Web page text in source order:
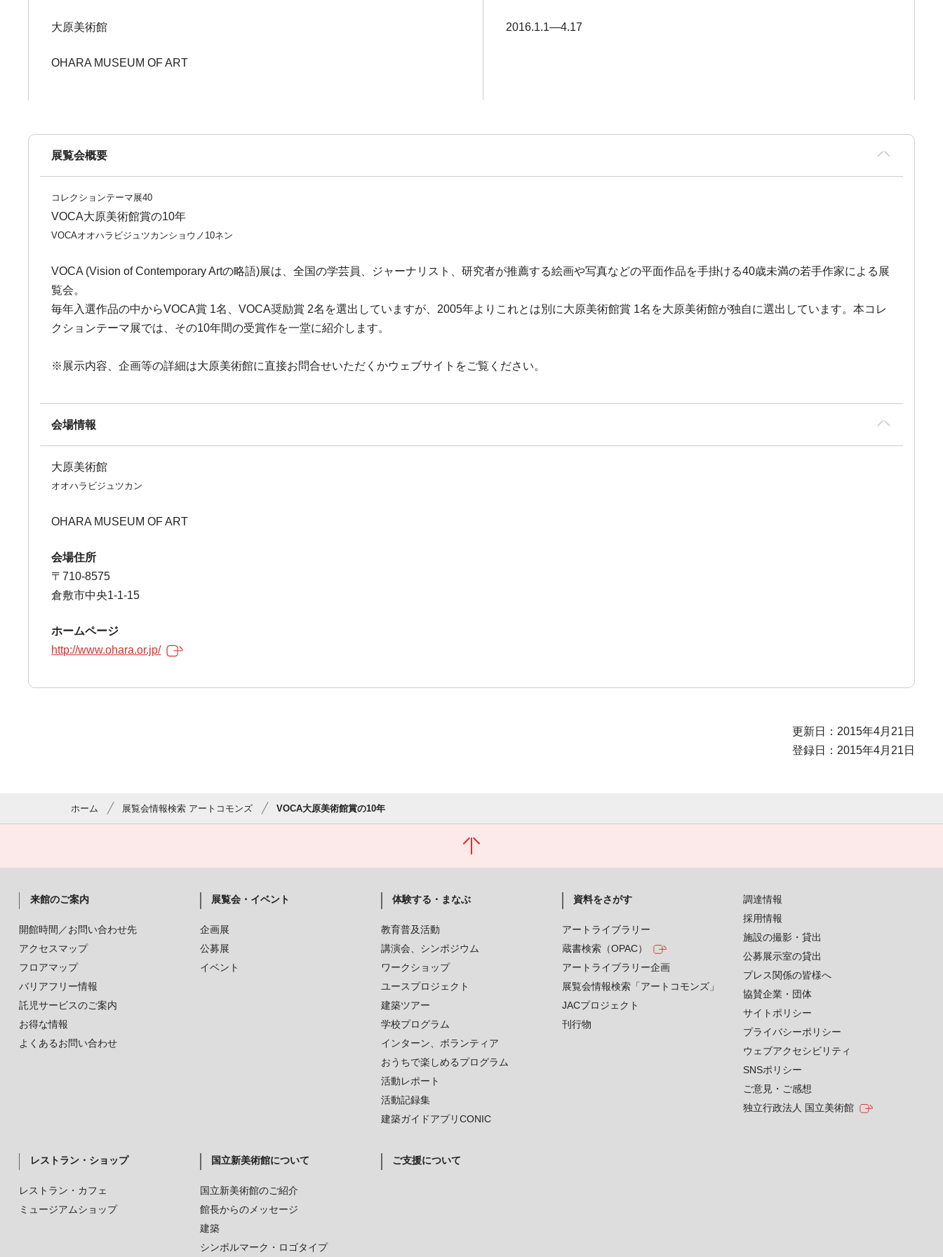
大原美術館
OHARA MUSEUM OF ART
2016.1.1―4.17
展覧会概要
コレクションテーマ展40
VOCA大原美術館賞の10年
VOCAオオハラビジュツカンショウノ10ネン
VOCA (Vision of Contemporary Artの略語)展は、全国の学芸員、ジャーナリスト、研究者が推薦する絵画や写真などの平面作品を手掛ける40歳未満の若手作家による展
覧会。
毎年入選作品の中からVOCA賞 1名、VOCA奨励賞 2名を選出していますが、2005年よりこれとは別に大原美術館賞 1名を大原美術館が独自に選出しています。本コレ
クションテーマ展では、その10年間の受賞作を一堂に紹介します。
※展示内容、企画等の詳細は大原美術館に直接お問合せいただくかウェブサイトをご覧ください。
会場情報
大原美術館
オオハラビジュツカン
OHARA MUSEUM OF ART
会場住所
〒710-8575
倉敷市中央1-1-15
ホームページ
http://www.ohara.or.jp/
更新日：2015年4月21日
登録日：2015年4月21日
ホーム 展覧会情報検索 アートコモンズ VOCA大原美術館賞の10年
来館のご案内
開館時間／お問い合わせ先
アクセスマップ
フロアマップ
バリアフリー情報
託児サービスのご案内
お得な情報
よくあるお問い合わせ
展覧会・イベント
企画展
公募展
イベント
体験する・まなぶ
教育普及活動
講演会、シンポジウム
ワークショップ
ユースプロジェクト
建築ツアー
学校プログラム
インターン、ボランティア
おうちで楽しめるプログラム
活動レポート
活動記録集
建築ガイドアプリCONIC
資料をさがす
アートライブラリー
蔵書検索（OPAC）
アートライブラリー企画
展覧会情報検索「アートコモンズ」
JACプロジェクト
刊行物
レストラン・ショップ
レストラン・カフェ
ミュージアムショップ
国立新美術館について
国立新美術館のご紹介
館長からのメッセージ
建築
シンボルマーク・ロゴタイプ
ご支援について
調達情報
採用情報
施設の撮影・貸出
公募展示室の貸出
プレス関係の皆様へ
協賛企業・団体
サイトポリシー
プライバシーポリシー
ウェブアクセシビリティ
SNSポリシー
ご意見・ご感想
独立行政法人 国立美術館